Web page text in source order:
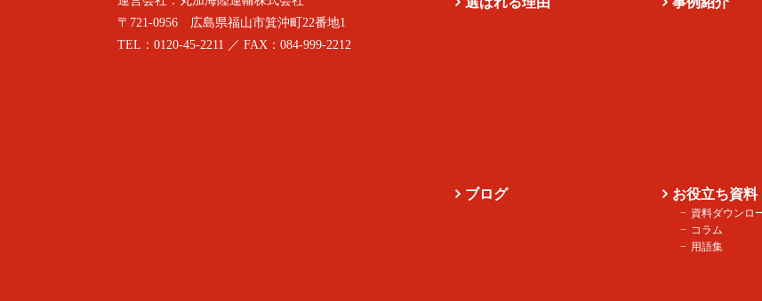
ブログ お役立ち資料
資料ダウンロ
コラム
用語集
〒721-0956 広島県福山市箕沖町22番地1
TEL：0120-45-2211 ／ FAX：084-999-2212